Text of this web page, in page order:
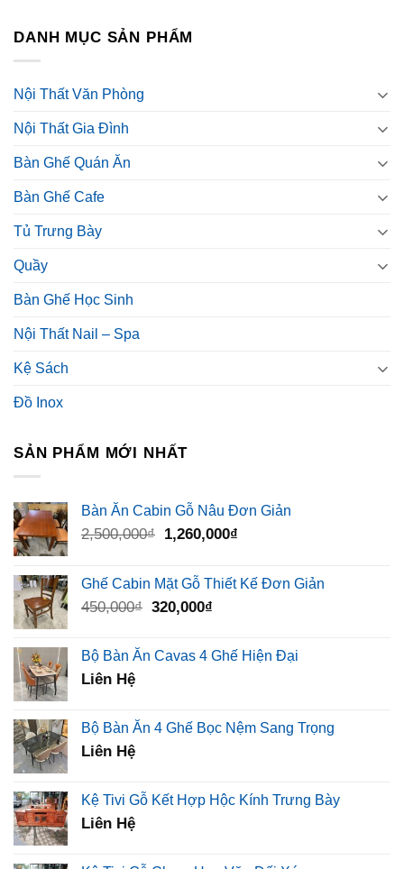
DANH MỤC SẢN PHẨM
Nội Thất Văn Phòng
Nội Thất Gia Đình
Bàn Ghế Quán Ăn
Bàn Ghế Cafe
Tủ Trưng Bày
Quầy
Bàn Ghế Học Sinh
Nội Thất Nail – Spa
Kệ Sách
Đồ Inox
SẢN PHẨM MỚI NHẤT
Bàn Ăn Cabin Gỗ Nâu Đơn Giản
2,500,000₫ Giá
2,500,000₫.
1,260,000₫
là:
Ghế Cabin Mặt Gỗ Thiết Kế Đơn Giản
450,000₫ Giá
là:
450,000₫.
320,000₫
tại
là:
Bộ Bàn Ăn Cavas 4 Ghế Hiện Đại
Liên Hệ
Bộ Bàn Ăn 4 Ghế Bọc Nệm Sang Trọng
Liên Hệ
Kệ Tivi Gỗ Kết Hợp Hộc Kính Trưng Bày
Liên Hệ